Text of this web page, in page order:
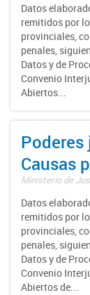
Datos
remitidos por
provinciales,
penales,
Datos y de
Convenio
Abiertos...
Poderes
Causas
Ministerio de
Datos
remitidos por
provinciales,
penales,
Datos y de
Convenio
Abiertos de...